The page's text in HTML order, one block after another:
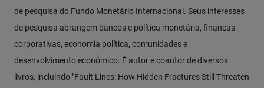
de pesquisa do Fundo Monetário Internacional. Seus interesses
de pesquisa abrangem bancos e política monetária, finanças
corporativas, economia política, comunidades e
desenvolvimento econômico. É autor e coautor de diversos
livros, incluindo "Fault Lines: How Hidden Fractures Still Threaten